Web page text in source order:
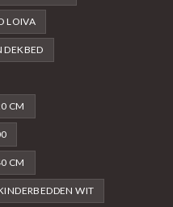
LOIVA
DEKBED
CM
CM
WIT